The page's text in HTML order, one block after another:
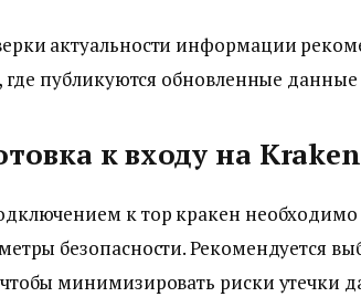
актуальности информации
, где публикуются обновленные
к входу на Kraken
к тор кракен необходимо
безопасности. Рекомендуется
минимизировать риски утечки